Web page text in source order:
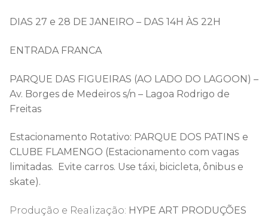
DIAS 27 e 28 DE JANEIRO – DAS 14H ÀS 22H
ENTRADA FRANCA
PARQUE DAS FIGUEIRAS (AO LADO DO LAGOON) –
Av. Borges de Medeiros s/n – Lagoa Rodrigo de
Freitas
Estacionamento Rotativo: PARQUE DOS PATINS e
CLUBE FLAMENGO ( Estacionamento com vagas
limitadas. Evite carros. Use táxi, bicicleta, ônibus e
skate).
Produção e Realização: HYPE ART PRODUÇÕES